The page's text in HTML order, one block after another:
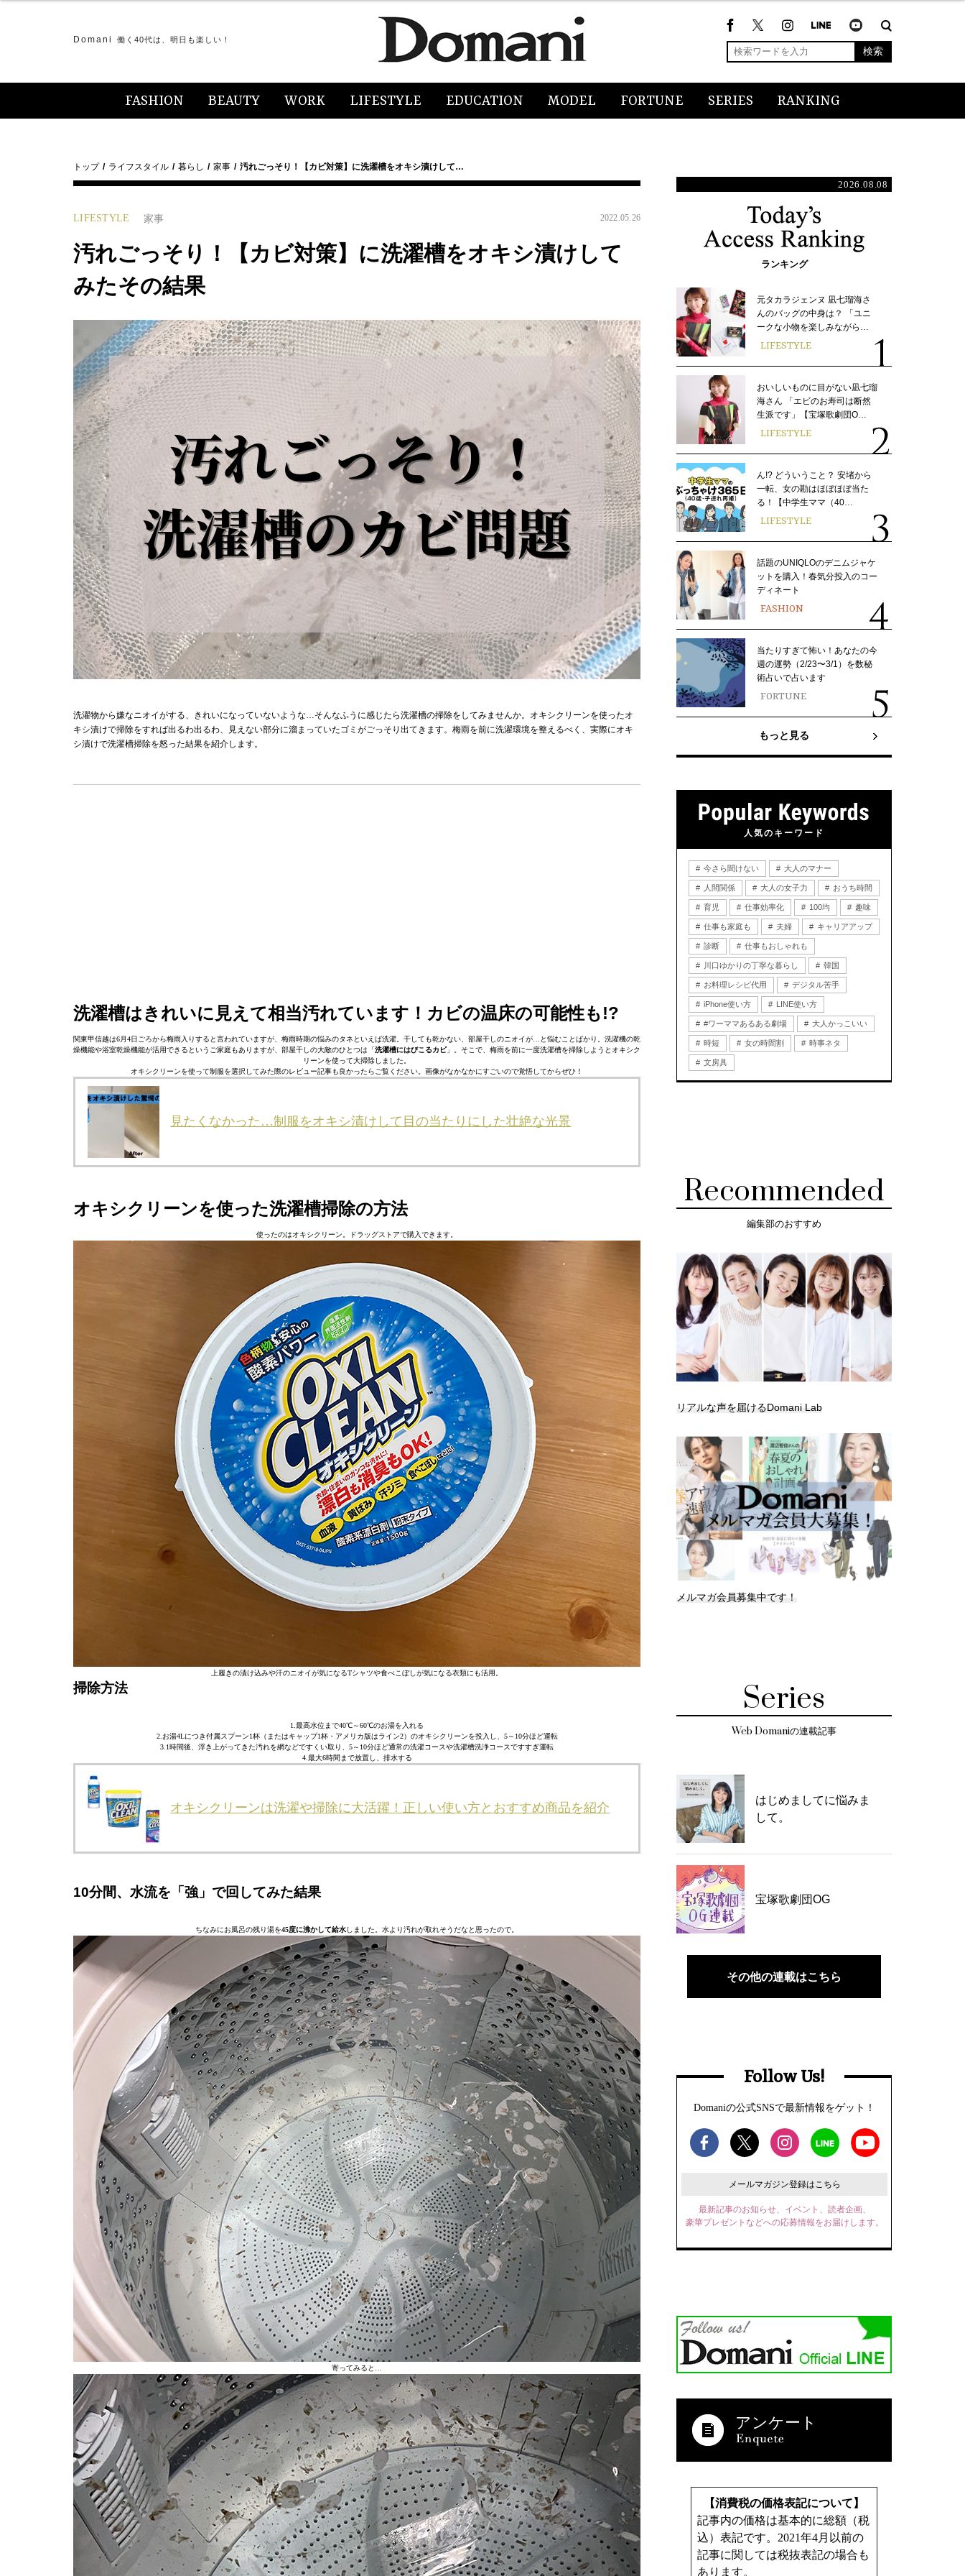
Domani 働く40代は、明日も楽しい！
検索
FASHION BEAUTY WORK LIFESTYLE EDUCATION MODEL FORTUNE SERIES RANKING
トップ ライフスタイル 暮らし 家事 汚れごっそり！【カビ対策】に洗濯槽をオキシ漬けして…
LIFESTYLE 家事 2022.05.26
汚れごっそり！【カビ対策】に洗濯槽をオキシ漬けして
みたその結果
洗濯物から嫌なニオイがする、きれいになっていないような…そんなふうに感じたら洗濯槽の掃除をしてみませんか。オキシクリーンを使ったオ
キシ漬けで掃除をすれば出るわ出るわ、見えない部分に溜まっていたゴミがごっそり出てきます。梅雨を前に洗濯環境を整えるべく、実際にオキ
シ漬けで洗濯槽掃除を怒った結果を紹介します。
洗濯槽はきれいに見えて相当汚れています！カビの温床の可能性も!?
関東甲信越は6月4日ごろから梅雨入りすると言われていますが、梅雨時期の悩みのタネといえば洗濯。干しても乾かない、部屋干しのニオイが…と悩むことばかり。洗濯機の乾
燥機能や浴室乾燥機能が活用できるというご家庭もありますが、部屋干しの大敵のひとつは「洗濯槽にはびこるカビ」。そこで、梅雨を前に一度洗濯槽を掃除しようとオキシク
リーンを使って大掃除しました。
オキシクリーンを使って制服を選択してみた際のレビュー記事も良かったらご覧ください。画像がなかなかにすごいので覚悟してからぜひ！
見たくなかった…制服をオキシ漬けして目の当たりにした壮絶な光景
オキシクリーンを使った洗濯槽掃除の方法
使ったのはオキシクリーン。ドラッグストアで購入できます。
上履きの漬け込みや汗のニオイが気になるTシャツや食べこぼしが気になる衣類にも活用。
掃除方法
1.最高水位まで40℃～60℃のお湯を入れる
2.お湯4Lにつき付属スプーン1杯（またはキャップ1杯・アメリカ版はライン2）のオキシクリーンを投入し、5～10分ほど運転
3.1時間後、浮き上がってきた汚れを網などですくい取り、5～10分ほど通常の洗濯コースや洗濯槽洗浄コースですすぎ運転
4.最大6時間まで放置し、排水する
オキシクリーンは洗濯や掃除に大活躍！正しい使い方とおすすめ商品を紹介
10分間、水流を「強」で回してみた結果
ちなみにお風呂の残り湯を45度に沸かして給水しました。水より汚れが取れそうだなと思ったので。
寄ってみると…
2026.08.08
ランキング
元タカラジェンヌ 凪七瑠海さ
んのバッグの中身は？ 「ユニ
ークな小物を楽しみながら…
LIFESTYLE
おいしいものに目がない凪七瑠
海さん 「エビのお寿司は断然
生派です」【宝塚歌劇団O…
LIFESTYLE
ん!? どういうこと？ 安堵から
一転、女の勘はほぼほぼ当た
る！【中学生ママ（40…
LIFESTYLE
話題のUNIQLOのデニムジャケ
ットを購入！春気分投入のコー
ディネート
FASHION
当たりすぎて怖い！あなたの今
週の運勢（2/23〜3/1）を数秘
術占いで占います
FORTUNE
もっと見る
人気のキーワード
今さら聞けない 大人のマナー
人間関係 大人の女子力 おうち時間
育児 仕事効率化 100均 趣味
仕事も家庭も 夫婦 キャリアアップ
診断 仕事もおしゃれも
川口ゆかりの丁寧な暮らし 韓国
お料理レシピ代用 デジタル苦手
iPhone使い方 LINE使い方
#ワーママあるある劇場 大人かっこいい
時短 女の時間割 時事ネタ
文房具
Recommended
編集部のおすすめ
リアルな声を届けるDomani Lab
メルマガ会員募集中です！
Series
Web Domaniの連載記事
はじめましてに悩みま
して。
宝塚歌劇団OG
その他の連載はこちら
Follow Us!
Domaniの公式SNSで最新情報をゲット！
メールマガジン登録はこちら
最新記事のお知らせ、イベント、読者企画、
豪華プレゼントなどへの応募情報をお届けします。
アンケート
【消費税の価格表記について】
記事内の価格は基本的に総額（税
込）表記です。2021年4月以前の
記事に関しては税抜表記の場合も
あります。